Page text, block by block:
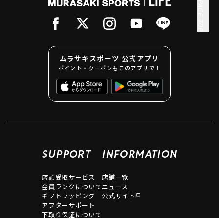
ムラサキスポーツ 公式アプリ
ポイント・クーポンもこのアプリで！
SUPPORT
店頭受取サービス
会員ランクについて
ギフトラッピング
アフターサポート
下取り保証について
INFORMATION
店舗一覧
ニュース
公式サイト